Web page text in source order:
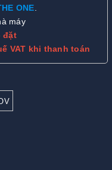
ONE.
máy
đặt
VAT khi thanh toán